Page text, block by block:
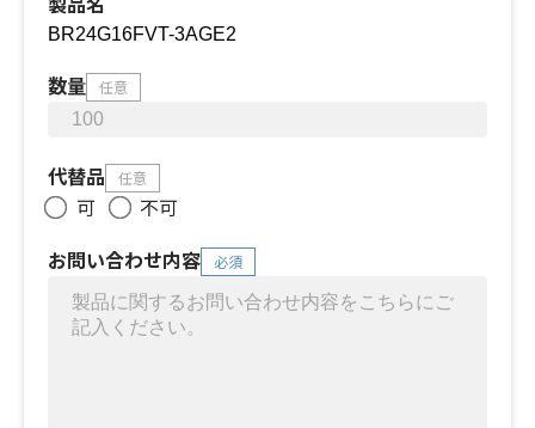
数量 任意
代替品 任意
可
不可
お問い合わせ内容
必須